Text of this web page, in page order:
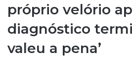
próprio velório
diagnóstico
valeu a pena’